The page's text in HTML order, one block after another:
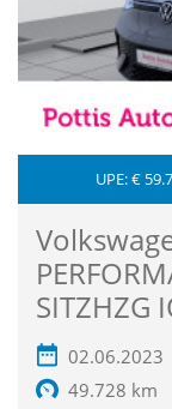
UPE: €
SITZHZG
02.06.2023
49.728 km